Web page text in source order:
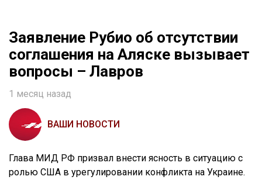
Заявление Рубио об отсутствии
соглашения на Аляске вызывает
вопросы – Лавров
1 месяц назад
ВАШИ НОВОСТИ
Глава МИД РФ призвал внести ясность в ситуацию с
ролью США в урегулировании конфликта на Украине.